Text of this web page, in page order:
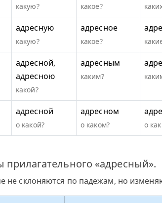
какую? какое?
адресную
какую?
адресное
какое?
адресной,
адресною
какой?
адресным
каким?
адресной
о какой?
адресном
о каком? о
«адресный».
не склоняются по падежам, но